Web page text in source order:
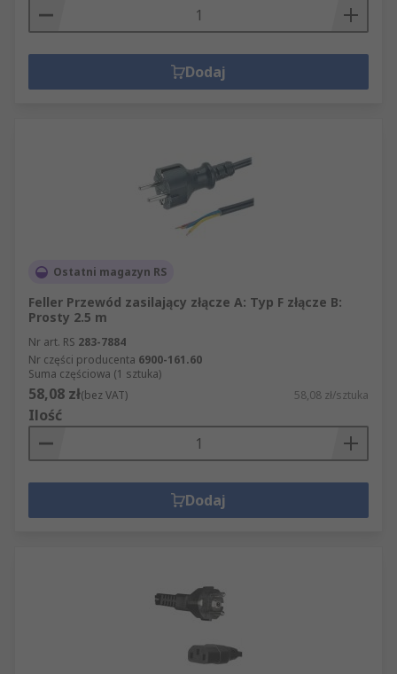
Dodaj
Ostatni magazyn RS
Feller Przewód zasilający złącze A: Typ F złącze B:
Prosty 2.5 m
Nr art. RS 283-7884
Nr części producenta 6900-161.60
Suma częściowa (1 sztuka)
58,08 zł(bez VAT) 58,08 zł/sztuka
Ilość
Dodaj